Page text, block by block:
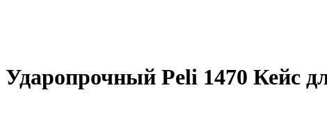
Ударопрочный Peli 1470 Кейс